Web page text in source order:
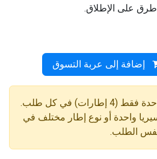
طرق على الإطلاق.
إضافة إلى عربة التسوق
في كل طلب.
واحدة أو نوع إطار مختلف في
الطلب.